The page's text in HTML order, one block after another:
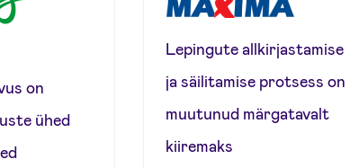
on
ühed
Lepingute allkirjastamise
ja säilitamise protsess on
muutunud märgatavalt
kiiremaks